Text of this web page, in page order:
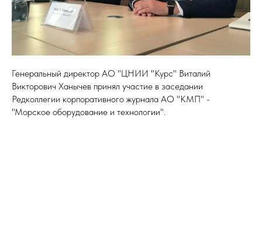
Генеральный директор АО "ЦНИИ "Курс" Виталий
Викторович Ханычев принял участие в заседании
Редколлегии корпоративного журнала АО "КМП" -
"Морское оборудование и технологии".